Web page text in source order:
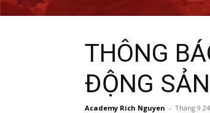
THÔNG
ĐỘNG
Academy Rich Nguyen - Tháng 9